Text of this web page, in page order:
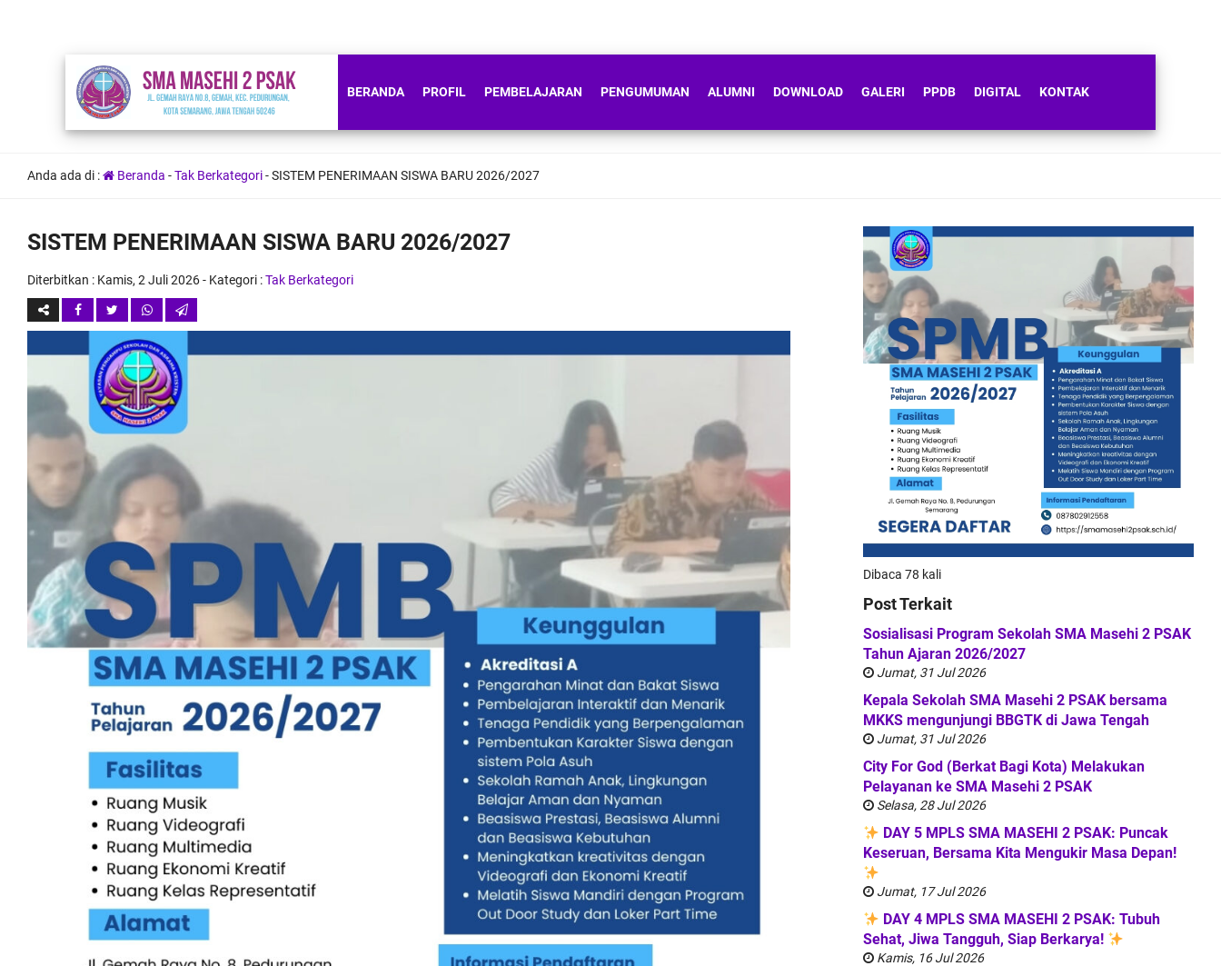
BERANDA PROFIL PEMBELAJARAN PENGUMUMAN ALUMNI DOWNLOAD GALERI PPDB DIGITAL KONTAK
Anda ada di : Beranda -Tak Berkategori-SISTEM PENERIMAAN SISWA BARU 2026/2027
SISTEM PENERIMAAN SISWA BARU 2026/2027
Diterbitkan : Kamis, 2 Juli 2026- Kategori :Tak Berkategori
Dibaca 78 kali
Post Terkait
Sosialisasi Program Sekolah SMA Masehi 2 PSAK
Tahun Ajaran 2026/2027
Jumat, 31 Jul 2026
Kepala Sekolah SMA Masehi 2 PSAK bersama
MKKS mengunjungi BBGTK di Jawa Tengah
Jumat, 31 Jul 2026
City For God (Berkat Bagi Kota) Melakukan
Pelayanan ke SMA Masehi 2 PSAK
Selasa, 28 Jul 2026
DAY 5 MPLS SMA MASEHI 2 PSAK: Puncak
Keseruan, Bersama Kita Mengukir Masa Depan!
Jumat, 17 Jul 2026
DAY 4 MPLS SMA MASEHI 2 PSAK: Tubuh
Sehat, Jiwa Tangguh, Siap Berkarya!
Kamis, 16 Jul 2026